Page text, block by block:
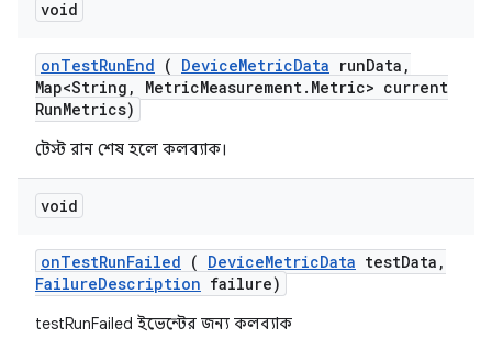
void
onTestRunEnd ( DeviceMetricData runData ,
Map<String , MetricMeasurement. Metric> current
RunMetrics)
টেস্ট রান শেষ হলে কলব্যাক।
void
onTestRunFailed ( DeviceMetricData testData ,
FailureDescription failure)
testRunFailed ইভেন্টের জন্য কলব্যাক